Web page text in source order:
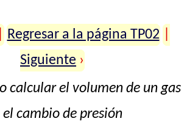
Regresar a la página TP02
Siguiente ›
calcular el volumen de un gas
el cambio de presión